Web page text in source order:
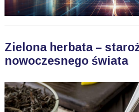
Zielona herbata –
nowoczesnego świata